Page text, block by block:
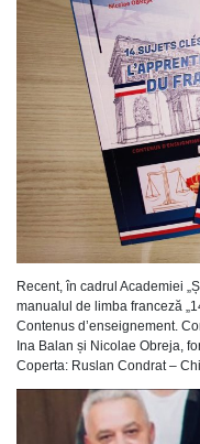
Recent, în cadrul Academiei
manualul de limba franceză
Contenus d’enseignement.
Ina Balan și Nicolae Obreja,
Coperta: Ruslan Condrat –